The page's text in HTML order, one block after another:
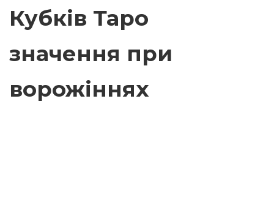
Кубків Таро
значення при
ворожіннях